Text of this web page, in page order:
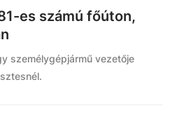
es számú főúton,
személygépjármű vezetője